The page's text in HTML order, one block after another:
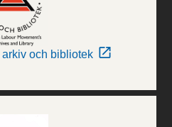
och bibliotek